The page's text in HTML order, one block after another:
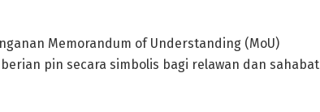
Memorandum of Understanding (MoU)
pin secara simbolis bagi relawan dan sahabat